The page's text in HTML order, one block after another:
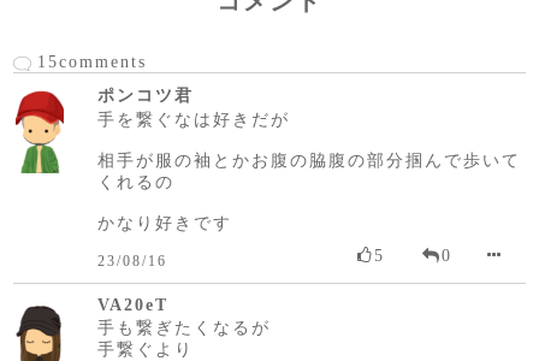
15comments
ポンコツ君
手を繋ぐなは好きだが
相手が服の袖とかお腹の脇腹の部分掴んで歩いて
くれるの
かなり好きです
23/08/16 5 0
VA20eT
手も繋ぎたくなるが
手繋ぐより